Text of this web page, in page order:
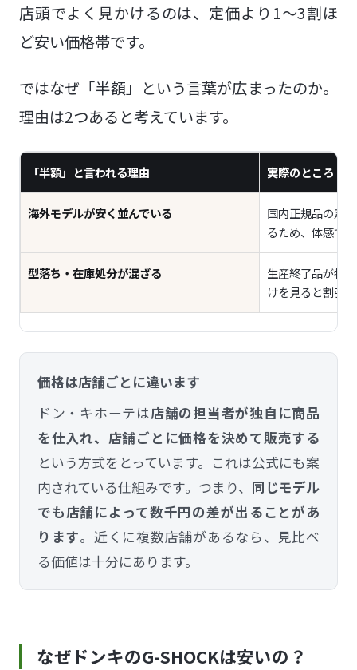
店頭でよく見かけるのは、定価より1〜3割ほ
ど安い価格帯です。
ではなぜ「半額」という言葉が広まったのか。
理由は2つあると考えています。
「半額」と言われる理由 実際のところ
海外モデルが安く並んでいる
国内正規品の定
るため、体感で
型落ち・在庫処分が混ざる
生産終了品が特
けを見ると割引
価格は店舗ごとに違います
ドン・キホーテは店舗の担当者が独自に商品
を仕入れ、店舗ごとに価格を決めて販売する
という方式をとっています。これは公式にも案
内されている仕組みです。つまり、 同じモデル
でも店舗によって数千円の差が出ることがあ
ります。近くに複数店舗があるなら、見比べ
る価値は十分にあります。
なぜドンキのG-SHOCKは安いの？